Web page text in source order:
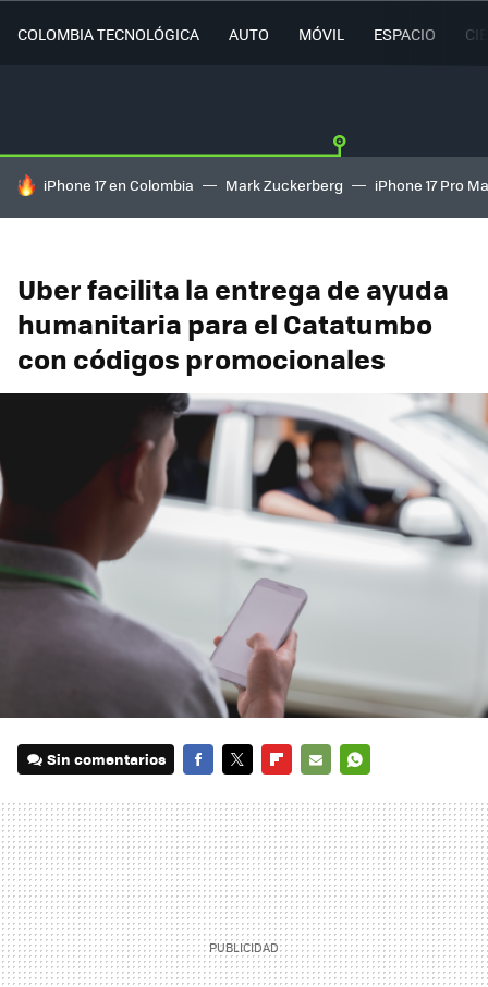
COLOMBIA TECNOLÓGICA AUTO MÓVIL ESPACIO
HOY SE HABLA DE
iPhone 17 en Colombia Mark Zuckerberg iPhone 17 Pro
Uber facilita la entrega de ayuda
humanitaria para el Catatumbo
con códigos promocionales
Sin comentarios
MAIL